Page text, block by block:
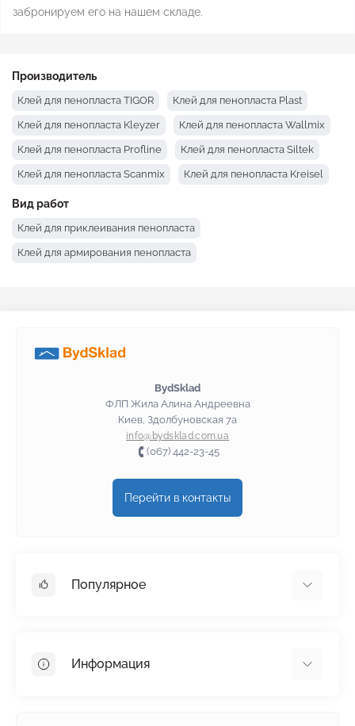
забронируем его на нашем складе.
Производитель
Клей для пенопласта TIGOR Клей для пенопласта Plast
Клей для пенопласта Kleyzer Клей для пенопласта Wallmix
Клей для пенопласта Profline Клей для пенопласта Siltek
Клей для пенопласта Scanmix Клей для пенопласта Kreisel
Клей для пенопласта Столит
Клей для пенопласта Полимин
Клей для пенопласта Ceresit Клей для пенопласта Baumit
Вид работ
Клей для приклеивания пенопласта
Клей для армирования пенопласта
BydSklad
ФЛП Жила Алина Андреевна
Киев, Здолбуновская 7а
info@bydsklad.com.ua
(067) 442-23-45
Перейти в контакты
Популярное
Пенопласт
Информация